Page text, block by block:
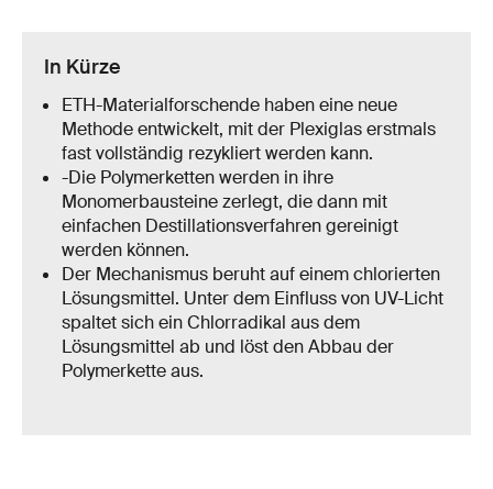
In Kürze
ETH-Materialforschende haben eine neue
Methode entwickelt, mit der Plexiglas erstmals
fast vollständig rezykliert werden kann.
-Die Polymerketten werden in ihre
Monomerbausteine zerlegt, die dann mit
einfachen Destillationsverfahren gereinigt
werden können.
Der Mechanismus beruht auf einem chlorierten
Lösungsmittel. Unter dem Einfluss von UV-Licht
spaltet sich ein Chlorradikal aus dem
Lösungsmittel ab und löst den Abbau der
Polymerkette aus.